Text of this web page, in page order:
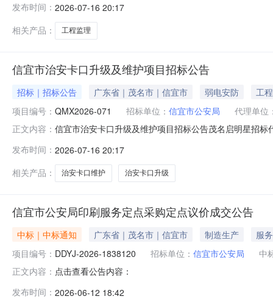
批项目否采购项目编码4409830071286052607161367
和
发布时间： 2026-07-16 20:17
相关产品：
工程监理
信宜市治安卡口升级及维护项目招标公告
招标｜招标公告 广东省｜茂名市｜信宜市 弱电安防
工程
项目编号： QMX2026-071 招标单位： 信宜市公安局
代理单位
正文内容： 信宜市治安卡口升级及维护项目招标公告茂名启明星招
求）序号采购内容数量单位技术规格、参数及要求预算
需求”部分。（2）投标人应对项目中
发布时间： 2026-07-16 20:17
相关产品：
治安卡口维护 治安卡口升级
信宜市公安局印刷服务定点采购定点议价成交公告
中标｜中标通知 广东省｜茂名市｜信宜市 制造生产
服务
项目编号： DDYJ-2026-1838120 招标单位： 信宜市公安局
中
正文内容： 点击查看公告内容：
发布时间： 2026-06-12 18:42